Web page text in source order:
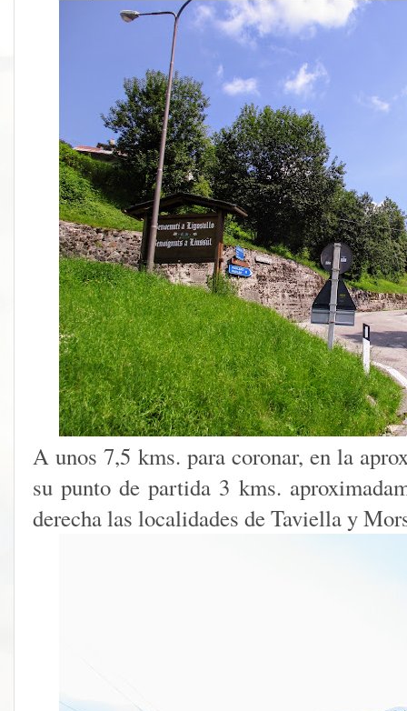
A unos 7,5 kms. para coronar, en la
su punto de partida 3 kms.
derecha las localidades de Taviella y